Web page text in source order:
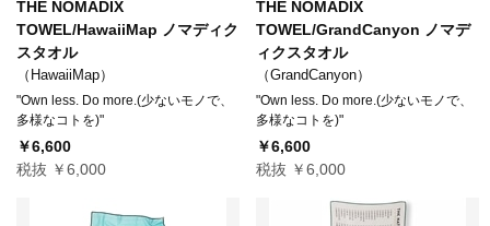
THE NOMADIX
TOWEL/HawaiiMap ノマディク
スタオル
（HawaiiMap）
"Own less. Do more.(少ないモノで、
多様なコトを)"
￥6,600
税抜 ￥6,000
THE NOMADIX
TOWEL/GrandCanyon ノマデ
ィクスタオル
（GrandCanyon）
"Own less. Do more.(少ないモノで、
多様なコトを)"
￥6,600
税抜 ￥6,000